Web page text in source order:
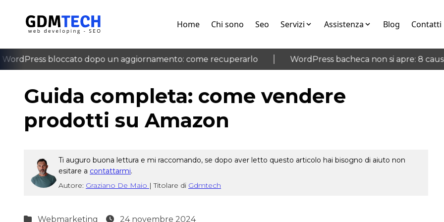
Home Chi sono Seo Servizi Assistenza Blog Contatti
bloccato dopo un aggiornamento: come recuperarlo WordPress bacheca non si apre: 8 cause
‹
Guida completa: come vendere
prodotti su Amazon
Ti auguro buona lettura e mi raccomando, se dopo aver letto questo articolo hai bisogno di aiuto non
esitare a contattarmi.
Autore: Graziano De Maio | Titolare di Gdmtech
Webmarketing 24 novembre 2024